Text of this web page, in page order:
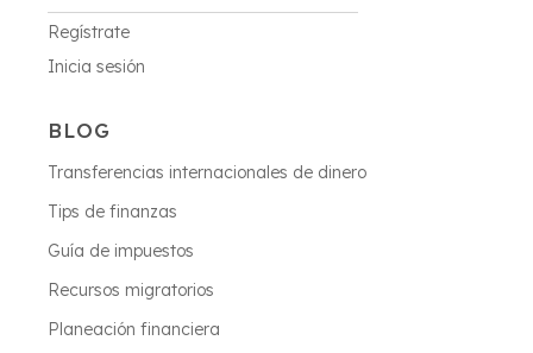
Regístrate
Inicia sesión
BLOG
Transferencias internacionales de dinero
Tips de finanzas
Guía de impuestos
Recursos migratorios
Planeación financiera